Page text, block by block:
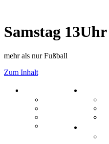
Samstag 13Uhr
mehr als nur Fußball
Zum Inhalt
Mastodon